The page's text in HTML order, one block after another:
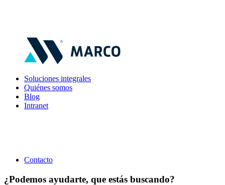
Soluciones integrales
Quiénes somos
Blog
Intranet
Contacto
¿Podemos ayudarte, que estás buscando?